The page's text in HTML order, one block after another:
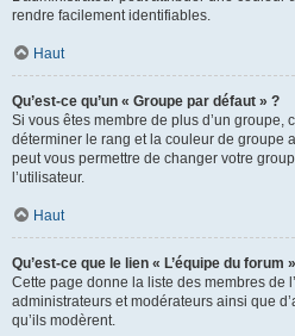
rendre facilement identifiables.
Haut
Qu’est-ce qu’un « Groupe par défaut » ?
Si vous êtes membre de plus d’un groupe,
déterminer le rang et la couleur de groupe
peut vous permettre de changer votre
l’utilisateur.
Haut
Qu’est-ce que le lien « L’équipe du forum
Cette page donne la liste des membres de
administrateurs et modérateurs ainsi que
qu’ils modèrent.